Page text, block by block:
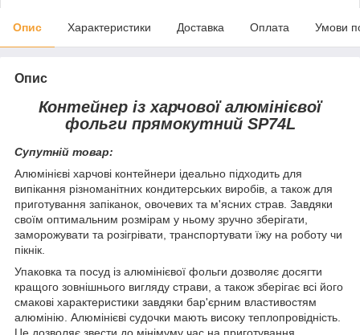
Опис Характеристики Доставка Оплата Умови
Опис
Контейнер із харчової алюмінієвої
фольги прямокутний SP74L
Супутній товар:
Алюмінієві харчові контейнери ідеально підходить для
випікання різноманітних кондитерських виробів, а також для
приготування запіканок, овочевих та м'ясних страв. Завдяки
своїм оптимальним розмірам у ньому зручно зберігати,
заморожувати та розігрівати, транспортувати їжу на роботу чи
пікнік.
Упаковка та посуд із алюмінієвої фольги дозволяє досягти
кращого зовнішнього вигляду страви, а також зберігає всі його
смакові характеристики завдяки бар'єрним властивостям
алюмінію. Алюмінієві судочки мають високу теплопровідність.